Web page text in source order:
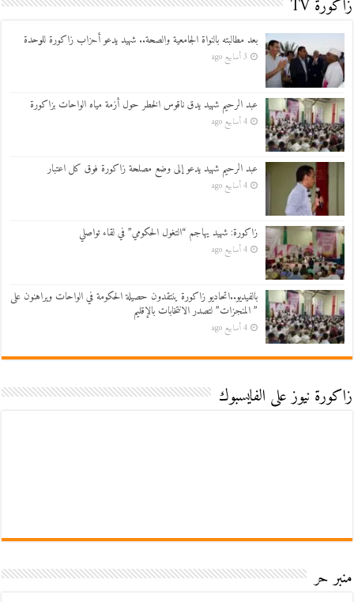
زاكورة TV
بعد مطالبته بالنواة الجامعية والصحة.. شهيد يدعو أحزاب زاكورة للوحدة
3 أسابيع ago
عبد الرحيم شهيد يدق ناقوس الخطر حول أزمة مياه الواحات بزاكورة
4 أسابيع ago
عبد الرحيم شهيد يدعو إلى وضع مصلحة زاكورة فوق كل اعتبار
4 أسابيع ago
زاكورة: شهيد يهاجم “التغول الحكومي” في لقاء تواصلي
4 أسابيع ago
بالفيديو..اتحاديو زاكورة ينتقدون حصيلة الحكومة في الواحات ويراهنون على
” المنجزات” لتصدر الانتخابات بالإقليم
4 أسابيع ago
زاكورة نيوز على الفايسبوك
منبر حر